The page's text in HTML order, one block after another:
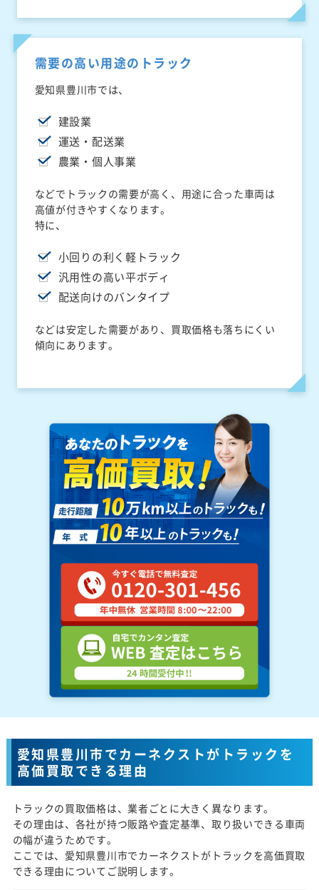
需要の高い用途のトラック
愛知県豊川市では、
建設業
運送・配送業
農業・個人事業
などでトラックの需要が高く、用途に合った車両は
高値が付きやすくなります。
特に、
小回りの利く軽トラック
汎用性の高い平ボディ
配送向けのバンタイプ
などは安定した需要があり、買取価格も落ちにくい
傾向にあります。
愛知県豊川市でカーネクストがトラックを
高価買取できる理由
トラックの買取価格は、業者ごとに大きく異なります。
その理由は、各社が持つ販路や査定基準、取り扱いできる車両
の幅が違うためです。
ここでは、愛知県豊川市でカーネクストがトラックを高価買取
できる理由についてご説明します。